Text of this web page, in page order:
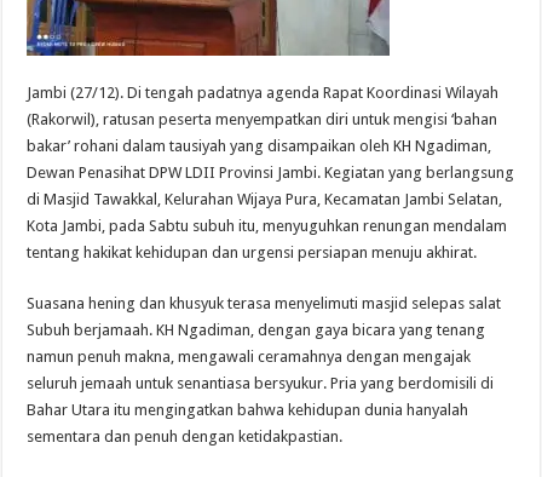
Jambi (27/12). Di tengah padatnya agenda Rapat Koordinasi Wilayah
(Rakorwil), ratusan peserta menyempatkan diri untuk mengisi ‘bahan
bakar’ rohani dalam tausiyah yang disampaikan oleh KH Ngadiman,
Dewan Penasihat DPW LDII Provinsi Jambi. Kegiatan yang berlangsung
di Masjid Tawakkal, Kelurahan Wijaya Pura, Kecamatan Jambi Selatan,
Kota Jambi, pada Sabtu subuh itu, menyuguhkan renungan mendalam
tentang hakikat kehidupan dan urgensi persiapan menuju akhirat.
Suasana hening dan khusyuk terasa menyelimuti masjid selepas salat
Subuh berjamaah. KH Ngadiman, dengan gaya bicara yang tenang
namun penuh makna, mengawali ceramahnya dengan mengajak
seluruh jemaah untuk senantiasa bersyukur. Pria yang berdomisili di
Bahar Utara itu mengingatkan bahwa kehidupan dunia hanyalah
sementara dan penuh dengan ketidakpastian.